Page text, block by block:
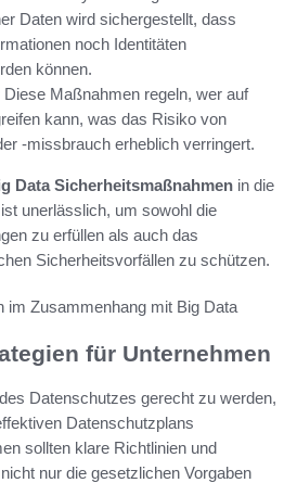
Daten wird sichergestellt, dass
noch Identitäten
können.
Diese Maßnahmen regeln, wer auf
kann, was das Risiko von
-missbrauch erheblich verringert.
Data Sicherheitsmaßnahmen in die
unerlässlich, um sowohl die
zu erfüllen als auch das
Sicherheitsvorfällen zu schützen.
für Unternehmen
Datenschutzes gerecht zu werden,
Datenschutzplans
sollten klare Richtlinien und
nur die gesetzlichen Vorgaben